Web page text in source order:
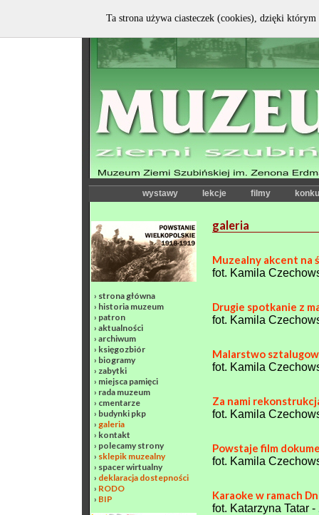
wystawy lekcje filmy
› strona główna
› historia muzeum
› patron
› aktualności
› archiwum
› księgozbiór
› biogramy
› zabytki
› miejsca pamięci
› rada muzeum
› cmentarze
› budynki pkp
› galeria
› kontakt
› polecamy strony
› sklepik muzealny
› spacer wirtualny
› deklaracja dostepności
› RODO
› BIP
galeria
Muzealny akcent na
fot. Kamila
Drugie spotkanie z
fot. Kamila
Malarstwo
fot. Kamila
Za nami
fot. Kamila
Powstaje film
fot. Kamila
Karaoke w ramach
fot. Katarzyna Tatar -
Ta strona używa ciasteczek (cookies), dzięki